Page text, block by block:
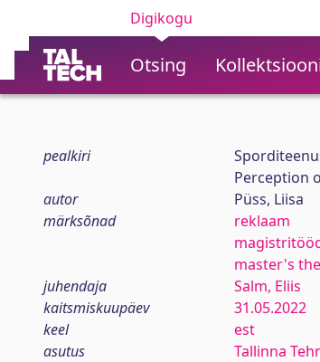
Digikogu
Otsing
pealkiri
Perception
autor
Püss, Liisa
märksõnad
reklaam
master's
juhendaja
Salm, Eliis
kaitsmiskuupäev
31.05.2022
keel
est
asutus
Tallinna